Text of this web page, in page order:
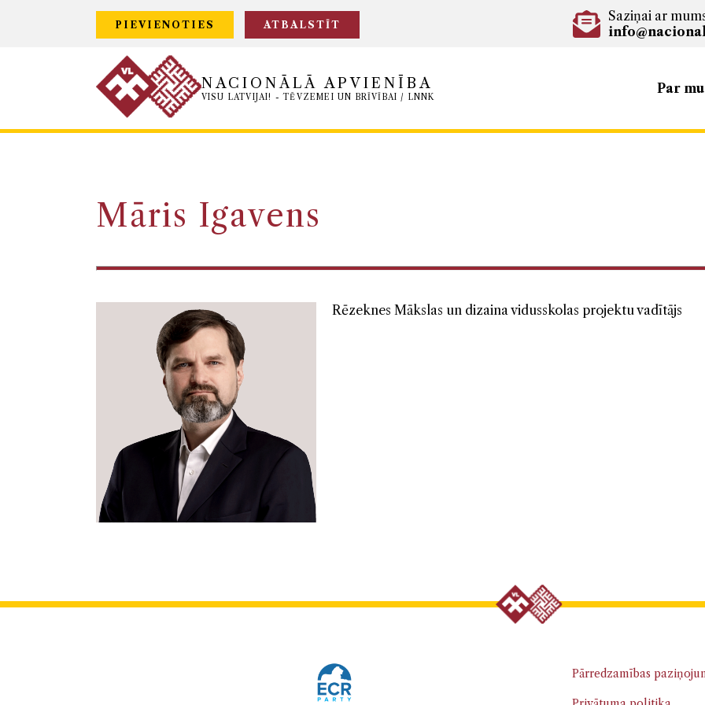
PIEVIENOTIES ATBALSTĪT
Saziņai ar
NACIONĀLĀ APVIENĪBA
VISU LATVIJAI! - TĒVZEMEI UN BRĪVĪBAI / LNNK
Par
Māris Igavens
Rēzeknes Mākslas un dizaina vidusskolas projektu vadītājs
Pārredzamības